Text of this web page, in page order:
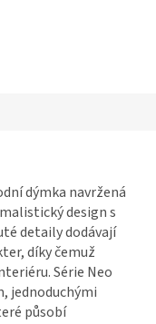
dýmka navržená
design s
detaily dodávají
díky čemuž
Série Neo
jednoduchými
působí